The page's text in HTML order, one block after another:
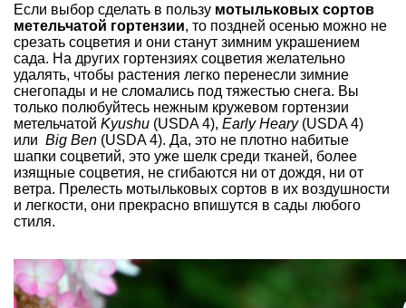
Если выбор сделать в пользу мотыльковых сортов
метельчатой гортензии, то поздней осенью можно не
срезать соцветия и они станут зимним украшением
сада. На других гортензиях соцветия желательно
удалять, чтобы растения легко перенесли зимние
снегопады и не сломались под тяжестью снега. Вы
только полюбуйтесь нежным кружевом гортензии
метельчатой Kyushu (USDA 4), Early Heary(USDA 4)
или Big Ben (USDA 4). Да, это не плотно набитые
шапки соцветий, это уже шелк среди тканей, более
изящные соцветия, не сгибаются ни от дождя, ни от
ветра. Прелесть мотыльковых сортов в их воздушности
и легкости, они прекрасно впишутся в сады любого
стиля.